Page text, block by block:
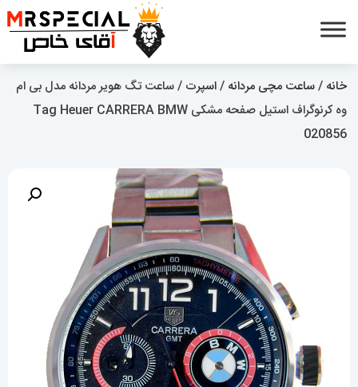
خانه /ساعت مچی مردانه /اسپرت / ساعت تگ هویر مردانه مدل بی ام
وه کرنوگراف استیل صفحه مشکی Tag Heuer CARRERA BMW
020856